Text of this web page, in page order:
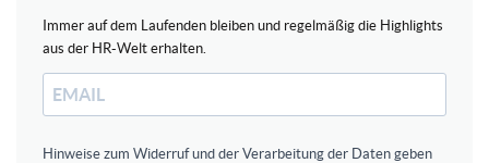
Immer auf dem Laufenden bleiben und regelmäßig die Highlights
aus der HR-Welt erhalten.
Hinweise zum Widerruf und der Verarbeitung der Daten geben